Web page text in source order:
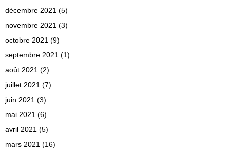
décembre 2021 (5)
novembre 2021 (3)
octobre 2021 (9)
septembre 2021 (1)
août 2021 (2)
juillet 2021 (7)
juin 2021 (3)
mai 2021 (6)
avril 2021 (5)
mars 2021 (16)